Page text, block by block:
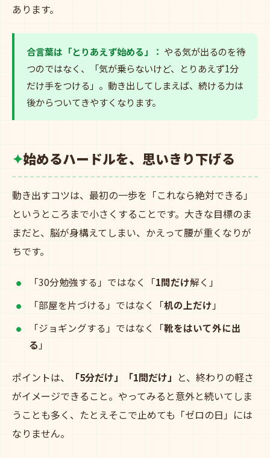
あります。
合言葉は「とりあえず始める」： やる気が出るのを待
つのではなく、「気が乗らないけど、とりあえず1分
だけ手をつける」。動き出してしまえば、続ける力は
後からついてきやすくなります。
始めるハードルを、思いきり下げる
動き出すコツは、最初の一歩を「これなら絶対できる」
というところまで小さくすることです。大きな目標のま
まだと、脳が身構えてしまい、かえって腰が重くなりが
ちです。
「30分勉強する」ではなく「1問だけ解く」
「部屋を片づける」ではなく「机の上だけ 」
「ジョギングする」ではなく「靴をはいて外に出
る 」
ポイントは、 「5分だけ」「1問だけ」 と、終わりの軽さ
がイメージできること。やってみると意外と続いてしま
うことも多く、たとえそこで止めても「ゼロの日」には
なりません。